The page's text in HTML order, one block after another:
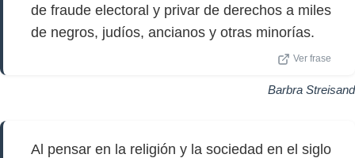
de fraude electoral y privar de derechos a miles
de negros, judíos, ancianos y otras minorías.
Ver frase
Barbra Streisand
Al pensar en la religión y la sociedad en el siglo